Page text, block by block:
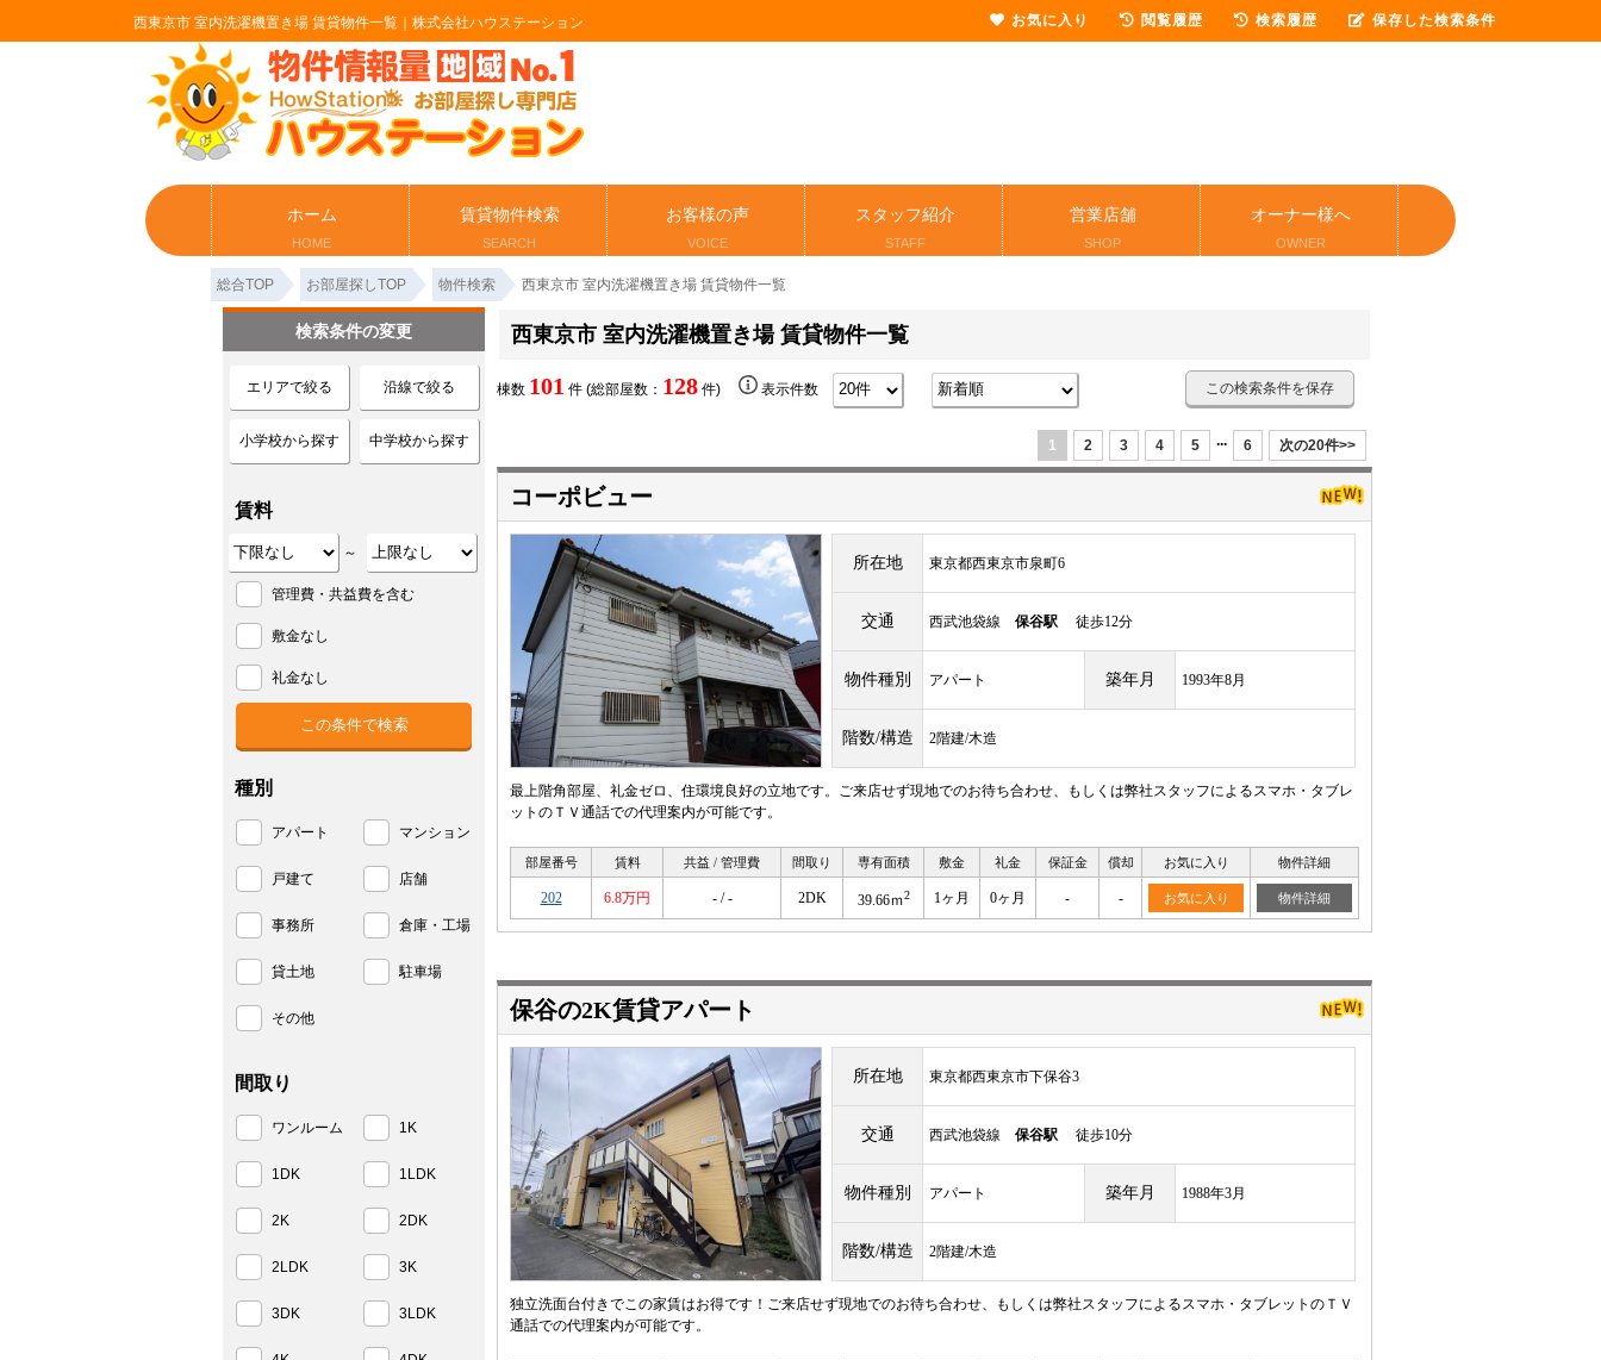
西東京市 室内洗濯機置き場 賃貸物件一覧｜株式会社ハウステーション
ホーム
HOME
賃貸物件検索
SEARCH
お客様の声
VOICE
スタッフ紹介
STAFF
営業店舗
SHOP
オーナー様へ
OWNER
総合TOP お部屋探しTOP 物件検索 西東京市 室内洗濯機置き場 賃貸物件一覧
西東京市 室内洗濯機置き場 賃貸物件一覧
棟数 101 件 (総部屋数： 128 件) 表示件数 この検索条件を保存
1 2 3 4 5 ... 6 次の20件>>
コーポビュー
所在地 東京都西東京市泉町6
交通 西武池袋線 保谷駅 徒歩12分
物件種別 アパート 築年月 1993年8月
階数/構造 2階建/木造
最上階角部屋、礼金ゼロ、住環境良好の立地です。ご来店せず現地でのお待ち合わせ、もしくは弊社スタッフによるスマホ・タブレ
ットのＴＶ通話での代理案内が可能です。
部屋番号 賃料 共益 / 管理費 間取り 専有面積 敷金 礼金 保証金 償却 お気に入り 物件詳細
202 6.8万円 - / - 2DK 39.66ｍ2 1ヶ月 0ヶ月 - - お気に入り 物件詳細
保谷の2K賃貸アパート
所在地 東京都西東京市下保谷3
交通 西武池袋線 保谷駅 徒歩10分
物件種別 アパート 築年月 1988年3月
階数/構造 2階建/木造
独立洗面台付きでこの家賃はお得です！ご来店せず現地でのお待ち合わせ、もしくは弊社スタッフによるスマホ・タブレットのＴＶ
通話での代理案内が可能です。
検索条件の変更
エリアで絞る 沿線で絞る
小学校から探す 中学校から探す
賃料
～
管理費・共益費を含む
敷金なし
礼金なし
種別
アパート マンション
戸建て 店舗
事務所 倉庫・工場
貸土地 駐車場
その他
間取り
ワンルーム 1K
1DK 1LDK
2K 2DK
2LDK 3K
3DK 3LDK
お気に入り 閲覧履歴 検索履歴 保存した検索条件